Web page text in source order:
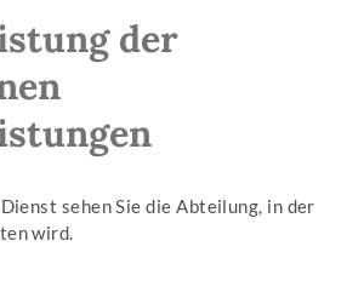
der
sehen Sie die Abteilung, in der
wird.